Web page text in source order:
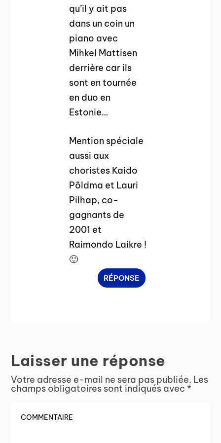
qu’il y ait pas
dans un coin un
piano avec
Mihkel Mattisen
derrière car ils
sont en tournée
en duo en
Estonie…
Mention spéciale
aussi aux
choristes Kaido
Põldma et Lauri
Pilhap, co-
gagnants de
2001 et
Raimondo Laikre !
🙂
RÉPONSE
Laisser une réponse
Votre adresse e-mail ne sera pas publiée. Les
champs obligatoires sont indiqués avec *